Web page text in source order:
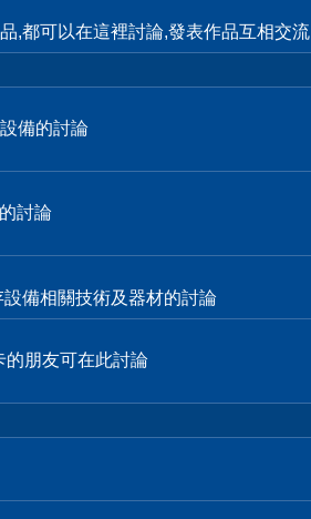
,都可以在這裡討論,發表作品互相交流
備的討論
討論
備相關技術及器材的討論
的朋友可在此討論